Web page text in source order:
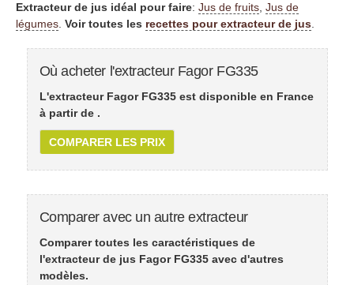
Extracteur de jus idéal pour faire: Jus de fruits Jus de
légumes Voir toutes les recettes pour extracteur de jus
Où acheter l'extracteur Fagor FG335
L'extracteur Fagor FG335 est disponible en France
à partir de .
COMPARER LES PRIX
Comparer avec un autre extracteur
Comparer toutes les caractéristiques de
l'extracteur de jus Fagor FG335 avec d'autres
modèles.